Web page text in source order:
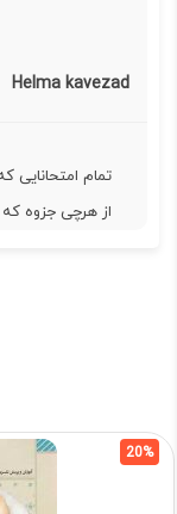
Helma kavezad
تمام امتحانایی
از هرچی جزوه
20%